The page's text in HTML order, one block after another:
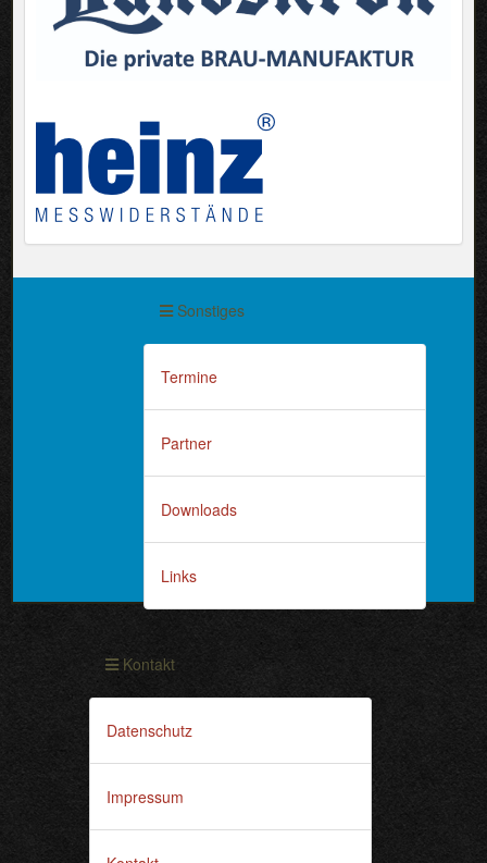
Sonstiges
Termine
Partner
Downloads
Links
Kontakt
Datenschutz
Impressum